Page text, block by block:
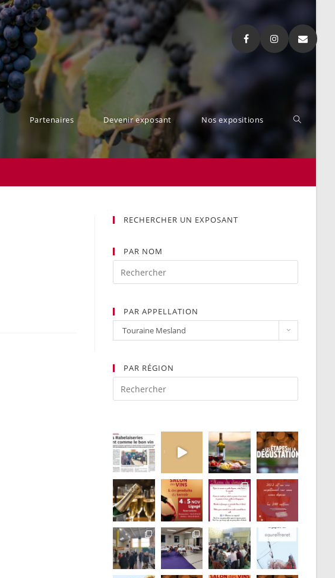
Partenaires Devenir exposant Nos expositions
RECHERCHER UN EXPOSANT
PAR NOM
PAR APPELLATION
Par
Appellation
Touraine Mesland
PAR RÉGION